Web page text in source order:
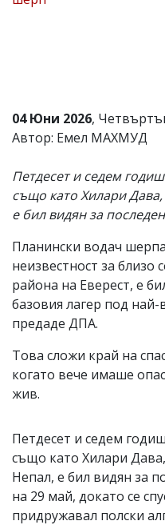
и
редакцията
не
отговорност
за
тях!
Ако
обиден
за
коментар,
моля
сигнализирайте
ни!
04 Юни 2026,
Автор: Емел МАХМУД
Петдесет и седем
също като Хилaри
е бил видян за
Планински водач
неизвестност за близо
района на Еверест, е
базовия лагер под най-
предаде ДПА.
Това сложи край на
когато вече имаше
жив.
Петдесет и седем
също като Хилaри
Непал, е бил видян за
на 29 май, докато се
придружавал полски